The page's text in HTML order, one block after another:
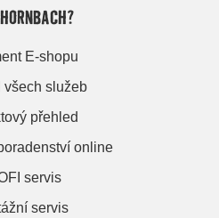
E-shopu
všech služeb
přehled
online
servis
servis